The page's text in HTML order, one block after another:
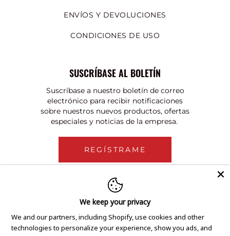
ENVÍOS Y DEVOLUCIONES
CONDICIONES DE USO
SUSCRÍBASE AL BOLETÍN
Suscríbase a nuestro boletín de correo
electrónico para recibir notificaciones
sobre nuestros nuevos productos, ofertas
especiales y noticias de la empresa.
REGÍSTRAME
We keep your privacy
We and our partners, including Shopify, use cookies and other
technologies to personalize your experience, show you ads, and